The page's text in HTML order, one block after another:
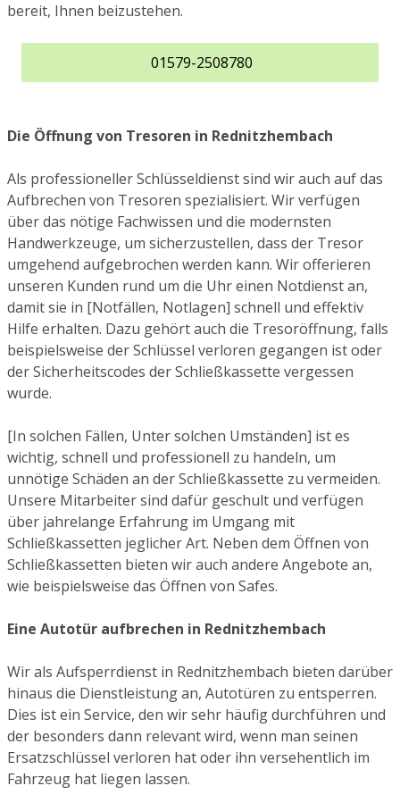
bereit, Ihnen beizustehen.
01579-2508780
Die Öffnung von Tresoren in Rednitzhembach
Als professioneller Schlüsseldienst sind wir auch auf das
Aufbrechen von Tresoren spezialisiert. Wir verfügen
über das nötige Fachwissen und die modernsten
Handwerkzeuge, um sicherzustellen, dass der Tresor
umgehend aufgebrochen werden kann. Wir offerieren
unseren Kunden rund um die Uhr einen Notdienst an,
damit sie in [Notfällen, Notlagen] schnell und effektiv
Hilfe erhalten. Dazu gehört auch die Tresoröffnung, falls
beispielsweise der Schlüssel verloren gegangen ist oder
der Sicherheitscodes der Schließkassette vergessen
wurde.
[In solchen Fällen, Unter solchen Umständen] ist es
wichtig, schnell und professionell zu handeln, um
unnötige Schäden an der Schließkassette zu vermeiden.
Unsere Mitarbeiter sind dafür geschult und verfügen
über jahrelange Erfahrung im Umgang mit
Schließkassetten jeglicher Art. Neben dem Öffnen von
Schließkassetten bieten wir auch andere Angebote an,
wie beispielsweise das Öffnen von Safes.
Eine Autotür aufbrechen in Rednitzhembach
Wir als Aufsperrdienst in Rednitzhembach bieten darüber
hinaus die Dienstleistung an, Autotüren zu entsperren.
Dies ist ein Service, den wir sehr häufig durchführen und
der besonders dann relevant wird, wenn man seinen
Ersatzschlüssel verloren hat oder ihn versehentlich im
Fahrzeug hat liegen lassen.